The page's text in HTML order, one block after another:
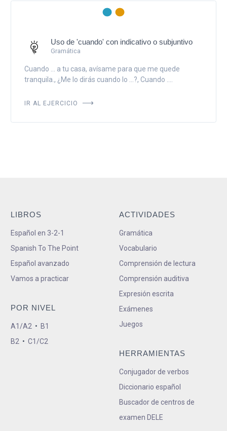
Uso de 'cuando' con indicativo o subjuntivo
Gramática
Cuando ... a tu casa, avísame para que me quede
tranquila., ¿Me lo dirás cuando lo ...?, Cuando ....
IR AL EJERCICIO
LIBROS
Español en 3-2-1
Spanish To The Point
Español avanzado
Vamos a practicar
POR NIVEL
A1/A2 • B1
B2 • C1/C2
ACTIVIDADES
Gramática
Vocabulario
Comprensión de lectura
Comprensión auditiva
Expresión escrita
Exámenes
Juegos
HERRAMIENTAS
Conjugador de verbos
Diccionario español
Buscador de centros de
examen DELE